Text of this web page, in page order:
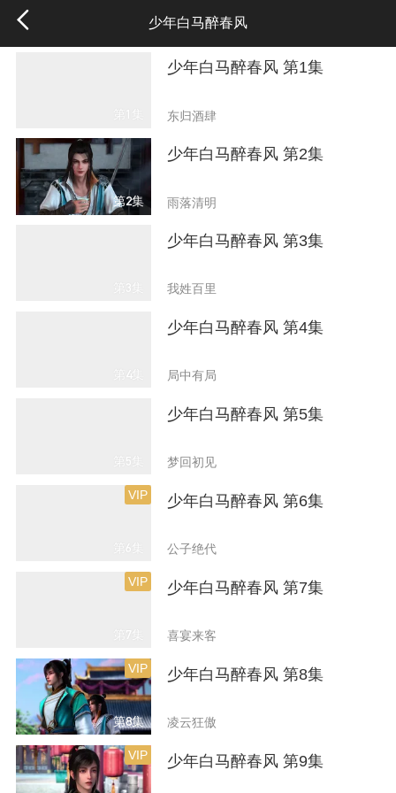
少年白马醉春风
第1集
少年白马醉春风 第1集
东归酒肆
第2集
少年白马醉春风 第2集
雨落清明
第3集
少年白马醉春风 第3集
我姓百里
第4集
少年白马醉春风 第4集
局中有局
第5集
少年白马醉春风 第5集
梦回初见
第6集
VIP 少年白马醉春风 第6集
公子绝代
第7集
VIP 少年白马醉春风 第7集
喜宴来客
第8集
VIP 少年白马醉春风 第8集
凌云狂傲
VIP 少年白马醉春风 第9集